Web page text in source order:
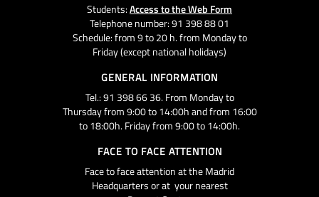
Students:Access to the Web Form
Telephone number: 91 398 88 01
Schedule: from 9 to 20 h. from Monday to
Friday (except national holidays)
GENERAL INFORMATION
Tel.: 91 398 66 36. From Monday to
Thursday from 9:00 to 14:00h and from 16:00
to 18:00h. Friday from 9:00 to 14:00h.
FACE TO FACE ATTENTION
Face to face attention at the Madrid
Headquarters or at your nearest